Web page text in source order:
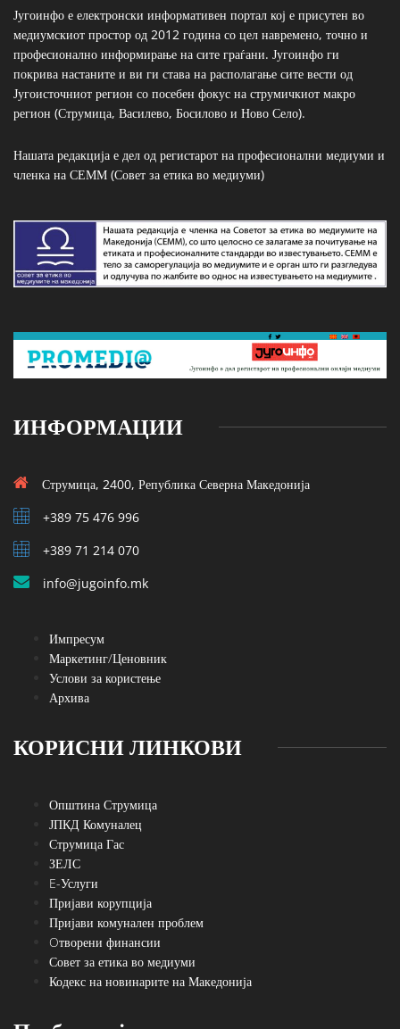
Југоинфо е електронски информативен портал кој е присутен во
медиумскиот простор од 2012 година со цел навремено, точно и
професионално информирање на сите граѓани. Југоинфо ги
покрива настаните и ви ги става на располагање сите вести од
Југоисточниот регион со посебен фокус на струмичкиот макро
регион (Струмица, Василево, Босилово и Ново Село).
Нашата редакција е дел од регистарот на професионални медиуми и
членка на СЕММ (Совет за етика во медиуми)
ИНФОРМАЦИИ
Струмица, 2400, Република Северна Македонија
+389 75 476 996
+389 71 214 070
info@jugoinfo.mk
Импресум
Маркетинг/Ценовник
Услови за користење
Архива
КОРИСНИ ЛИНКОВИ
Општина Струмица
ЈПКД Комуналец
Струмица Гас
ЗЕЛС
E-Услуги
Пријави корупција
Пријави комунален проблем
Oтворени финансии
Совет за етика во медиуми
Кодекс на новинарите на Македонија